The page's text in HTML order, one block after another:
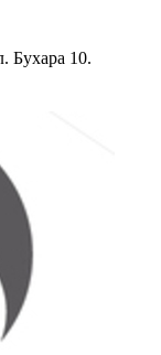
Бухара 10.